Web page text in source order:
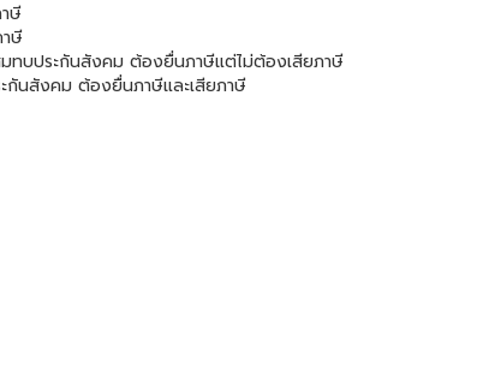
ษี
ษี
มทบประกันสังคม ต้องยื่นภาษีแต่ไม่ต้องเสียภาษี
กันสังคม ต้องยื่นภาษีและเสียภาษี